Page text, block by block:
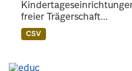
freier Trägerschaft...
CSV